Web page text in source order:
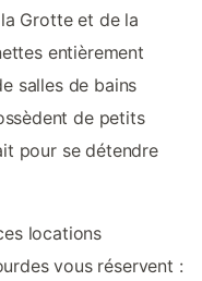
Grotte et de la
entièrement
salles de bains
de petits
pour se détendre
locations
vous réservent :